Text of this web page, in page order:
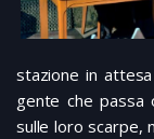
stazione in
gente che
sulle loro scarpe,